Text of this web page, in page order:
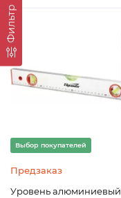
Фильтр
Выбор покупателей
Предзаказ
Уровень алюминиевый,